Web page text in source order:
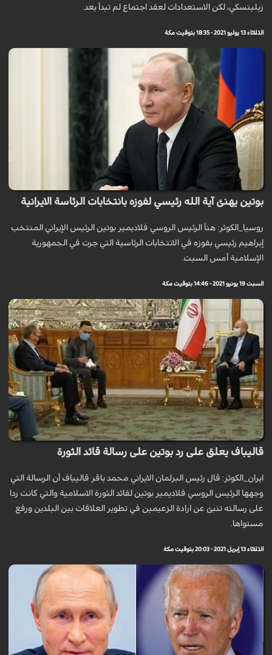
زيلينسكي، لكن الاستعدادات لعقد اجتماع لم تبدأ بعد.
الثلاثاء 13 يوليو 2021 - 18:35 بتوقيت مكة
بوتين يهنئ آية الله رئيسي لفوزه بانتخابات الرئاسة الايرانية
روسيا_الكوثر: هنأ الرئيس الروسي فلاديمير بوتين الرئيس الإيراني المنتخب
إبراهيم رئيسي بفوزه في الانتخابات الرئاسية التي جرت في الجمهورية
الإسلامية أمس السبت.
السبت 19 يونيو 2021 - 14:46 بتوقيت مكة
قاليباف يعلق على رد بوتين على رسالة قائد الثورة
ايران_الكوثر: قال رئيس البرلمان الايراني محمد باقر قاليباف أن الرسالة التي
وجهها الرئيس الروسي فلاديمير بوتين لقائد الثورة الاسلامية والتي كانت ردا
على رسالته تنبئ عن ارادة الزعيمين في تطوير العلاقات بين البلدين ورفع
مستواها.
الثلاثاء 13 إبريل 2021 - 20:03 بتوقيت مكة